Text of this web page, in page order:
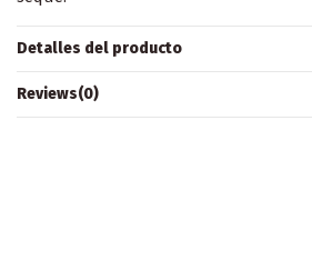
Detalles del producto
Reviews(0)